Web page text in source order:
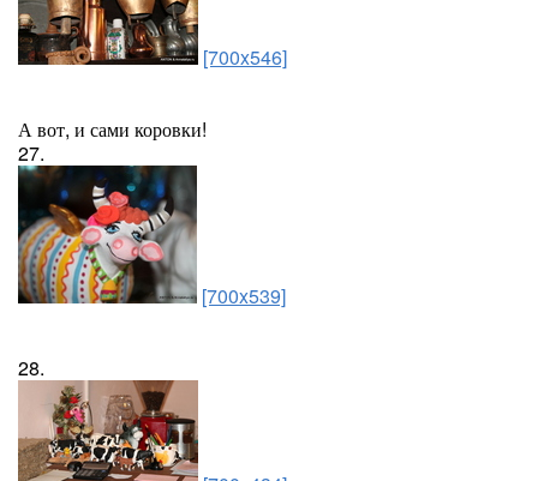
[700x546]
А вот, и сами коровки!
27.
[700x539]
28.